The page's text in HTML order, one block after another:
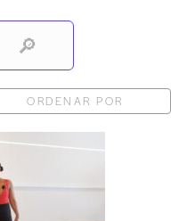
ORDENAR POR